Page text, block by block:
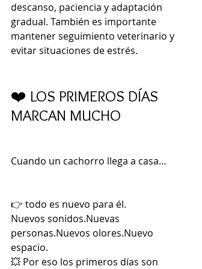
descanso, paciencia y adaptación
gradual. También es importante
mantener seguimiento veterinario y
evitar situaciones de estrés.
❤️ LOS PRIMEROS DÍAS
MARCAN MUCHO
Cuando un cachorro llega a casa…
👉 todo es nuevo para él.
Nuevos sonidos.Nuevas
personas.Nuevos olores.Nuevo
espacio.
💥 Por eso los primeros días son